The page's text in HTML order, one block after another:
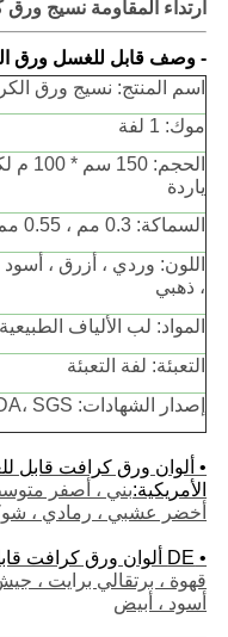
ارتداء المقاومة نسيج
- وصف قابل للغسل ورق
اسم المنتج: نسيج ورق
موك: 1 لفة
ياردة
السماكة: 0.3 مم ، 0.55 مم ، 0.7 مم ، 0.8 مم
اللون: وردي ، أزرق ،
، ذهبي
المواد: لب الألياف الطبيعية
التعبئة: لفة التعبئة
إصدار الشهادات: ISO9001، ISO14001، FDA، SGS
• ألوان ورق كرافت قابل
الأمريكية:بني ، أصفر
أخضر عشبي ، رمادي ،
• DE ألوان ورق كرافت
قهوة ، برتقالي برايت ،
أسود ، أبيض